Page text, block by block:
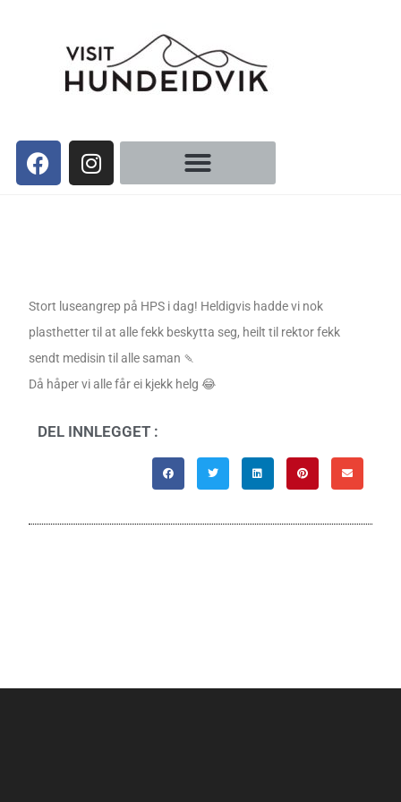
Stort luseangrep på HPS i dag! Heldigvis hadde vi nok
plasthetter til at alle fekk beskytta seg, heilt til rektor fekk
sendt medisin til alle saman 🍡
Då håper vi alle får ei kjekk helg 😂
DEL INNLEGGET :